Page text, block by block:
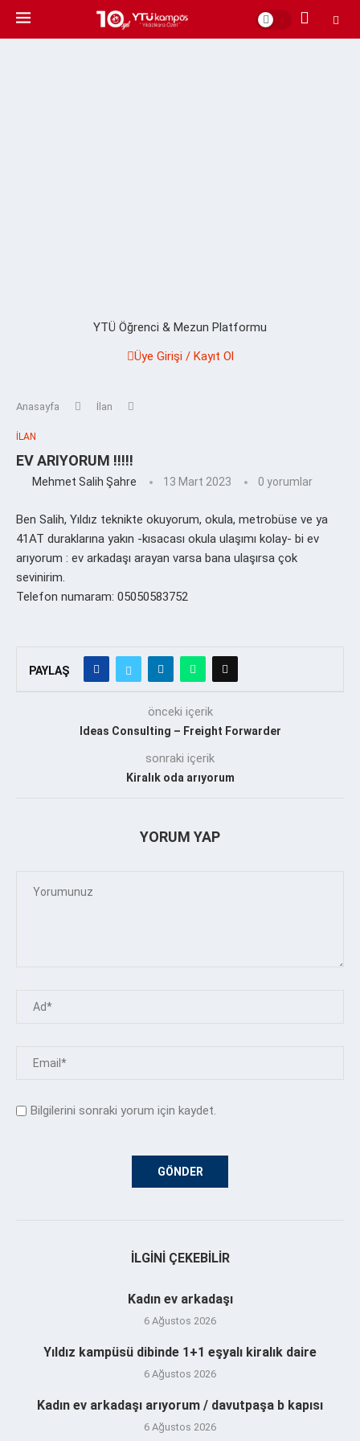
YTÜ Öğrenci & Mezun Platformu
Üye Girişi / Kayıt Ol
Anasayfa İlan
İLAN
EV ARIYORUM !!!!!
Mehmet Salih Şahre 13 Mart 2023 0 yorumlar
Ben Salih, Yıldız teknikte okuyorum, okula, metrobüse ve ya
41AT duraklarına yakın -kısacası okula ulaşımı kolay- bi ev
arıyorum : ev arkadaşı arayan varsa bana ulaşırsa çok
sevinirim.
Telefon numaram: 05050583752
PAYLAŞ
önceki içerik
Ideas Consulting – Freight Forwarder
sonraki içerik
Kiralık oda arıyorum
YORUM YAP
Bilgilerini sonraki yorum için kaydet.
İLGINI ÇEKEBILIR
Kadın ev arkadaşı
6 Ağustos 2026
Yıldız kampüsü dibinde 1+1 eşyalı kiralık daire
6 Ağustos 2026
Kadın ev arkadaşı arıyorum / davutpaşa b kapısı
6 Ağustos 2026